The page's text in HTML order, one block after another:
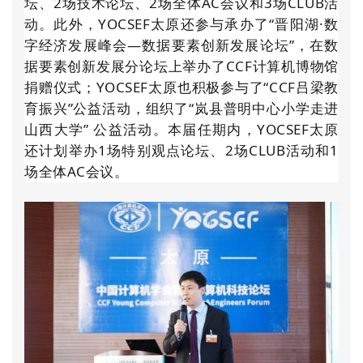
动。此外，YOCSEF太原还参与承办了“晋阳湖·数
字经济发展峰会—数据要素创新发展论坛”，在数
据要素创新发展分论坛上举办了CCF计算机博物馆
捐赠仪式；YOCSEF太原也积极参与了“CCF吕梁教
育振兴”公益活动，组织了“岚县普明中心小学走进
山西大学” 公益活动。本届任期内，YOCSEF太原
还计划举办1场特别观点论坛、2场CLUB活动和1
场全体AC会议。